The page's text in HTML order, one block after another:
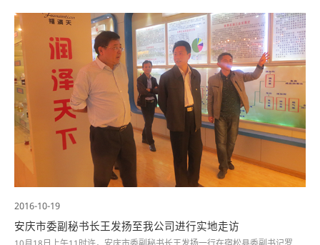
2016-10-19
安庆市委副秘书长王发扬至我公司进行实地走访